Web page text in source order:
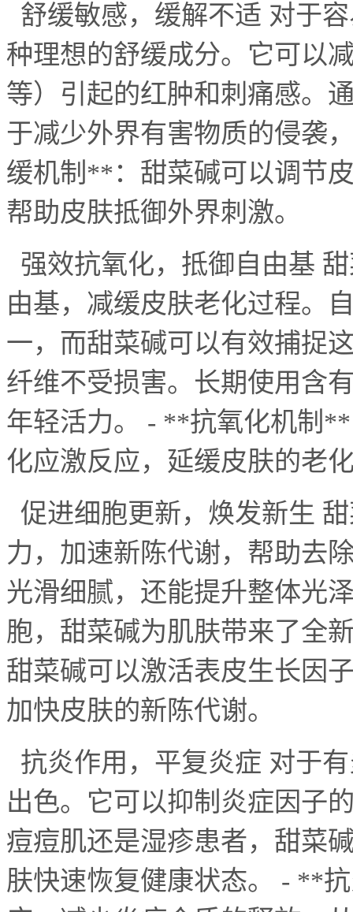
舒缓敏感，缓解不适 对于
种理想的舒缓成分。它可以
等）引起的红肿和刺痛感。
于减少外界有害物质的侵袭
缓机制 **：甜菜碱可以调节
帮助皮肤抵御外界刺激。
强效抗氧化，抵御自由基
由基，减缓皮肤老化过程。
一，而甜菜碱可以有效捕捉
纤维不受损害。长期使用含
年轻活力。 - **抗氧化机制 **
化应激反应，延缓皮肤的老
促进细胞更新，焕发新生
力，加速新陈代谢，帮助去
光滑细腻，还能提升整体光
胞，甜菜碱为肌肤带来了全
甜菜碱可以激活表皮生长因
加快皮肤的新陈代谢。
抗炎作用，平复炎症 对于
出色。它可以抑制炎症因子
痘痘肌还是湿疹患者，甜菜
肤快速恢复健康状态。 - **